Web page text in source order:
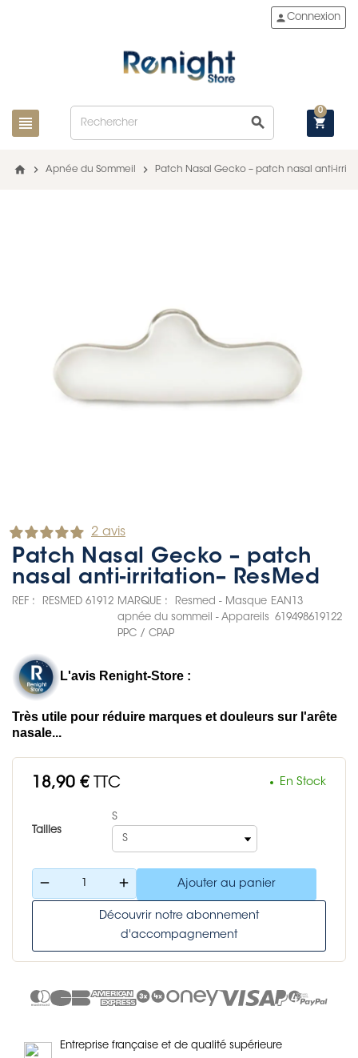
view_headline search
personConnexion
shopping_cart
0
home chevron_right Apnée du Sommeil chevron_right Patch Nasal Gecko – patch nasal anti-
2 avis
Patch Nasal Gecko – patch
nasal anti-irritation– ResMed
REF : RESMED 61912 MARQUE :
Resmed - Masque
apnée du sommeil - Appareils
PPC / CPAP
EAN13
619498619122
L'avis Renight-Store :
Très utile pour réduire marques et douleurs sur l'arête
nasale...
18,90 € TTC En Stock
Tailles
S
remove add Ajouter au panier
Découvrir notre abonnement
d'accompagnement
Entreprise française et de qualité supérieure